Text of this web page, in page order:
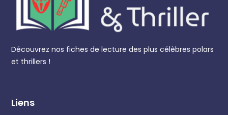
Découvrez nos fiches de lecture des plus célèbres polars
et thrillers !
Liens